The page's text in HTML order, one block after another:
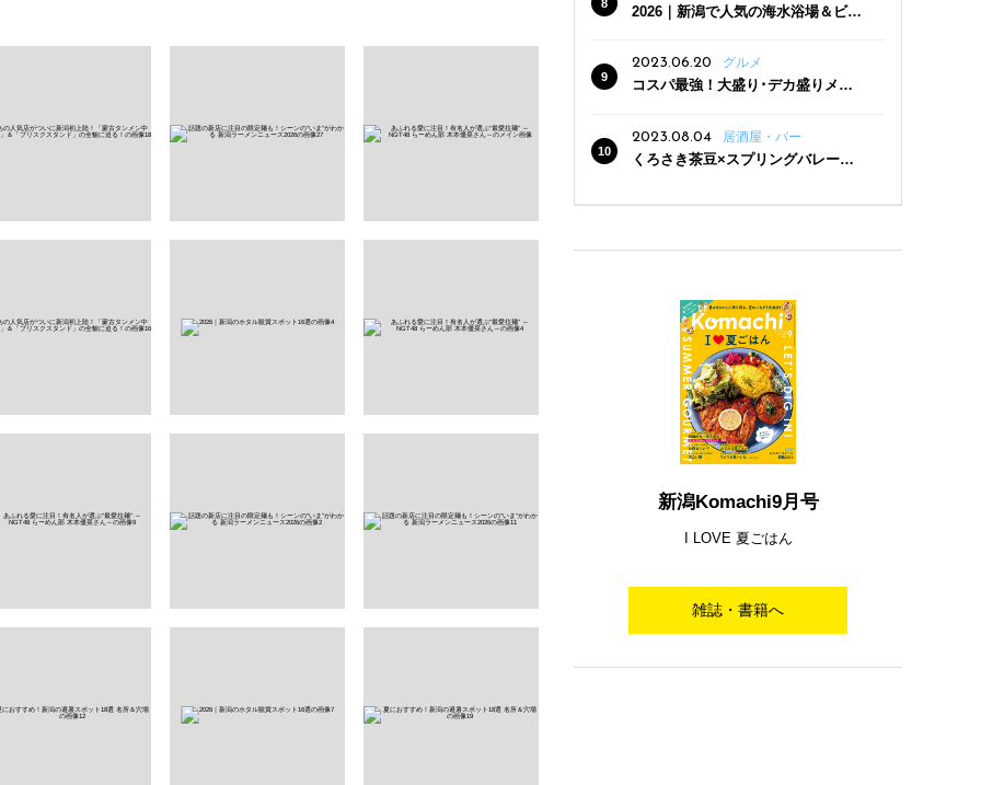
2026｜新潟で人気の海水浴場＆ビー
2023.06.20
グルメ
コスパ最強！大盛り･デカ盛りメニ
2023.08.04
居酒屋・バー
くろさき茶豆×スプリングバレー豊
新潟Komachi9月号
I LOVE 夏ごはん
雑誌・書籍へ